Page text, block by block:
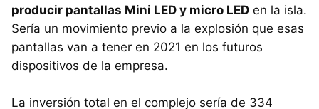
producir pantallas Mini LED y micro LED en la isla.
Sería un movimiento previo a la explosión que esas
pantallas van a tener en 2021 en los futuros
dispositivos de la empresa.
La inversión total en el complejo sería de 334